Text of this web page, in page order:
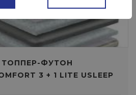
ФУТОН
3 + 1 LITE USLEEP